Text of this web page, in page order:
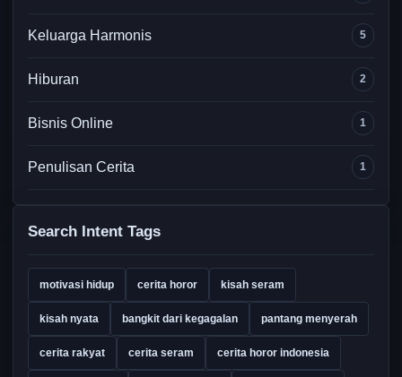
Keluarga Harmonis 5
Hiburan 2
Bisnis Online 1
Penulisan Cerita 1
Search Intent Tags
motivasi hidup cerita horor kisah seram
kisah nyata bangkit dari kegagalan pantang menyerah
cerita rakyat cerita seram cerita horor indonesia